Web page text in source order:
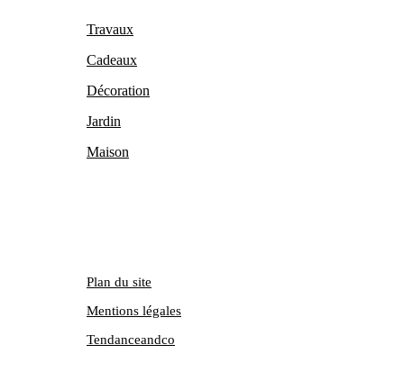
Travaux
Cadeaux
Décoration
Jardin
Maison
Tendanceandco
Plan du site
Mentions légales